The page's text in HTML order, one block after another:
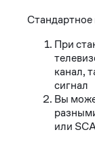
При
канал,
сигнал
Вы
или